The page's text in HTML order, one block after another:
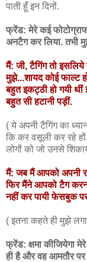
पाती हूँ इन दिनों.
फ्रेंड: मेरे कई
अनटैग कर लिया. तभी
मैं: जी, टैगिंग तो इसलिये
मुझे...शायद कोई फाल्ट
बहुत इकट्ठी हो गयी
बहुत सी हटानी पड़ीं.
( ये अपनी टैगिंग का
कि कर वसूली कर रहे
लोगों को जो उनसे
मैं: जब मैं आपको अपनी
फिर मैंने आपको टैग
नहीं कर पायी फेसबुक
( इतना कहते ही मुझे
फ्रेंड: क्षमा कीजियेगा
ही है और वह आमतौर पर